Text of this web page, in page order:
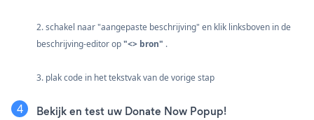
2. schakel naar "aangepaste beschrijving" en klik linksboven in de
beschrijving-editor op"<> bron" .
3. plak code in het tekstvak van de vorige stap
Bekijk en test uw Donate Now Popup!